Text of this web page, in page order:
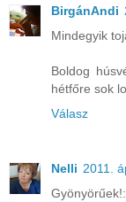
BirgánAndi
Mindegyik
Boldog
hétfőre sok
Válasz
Nelli 2011.